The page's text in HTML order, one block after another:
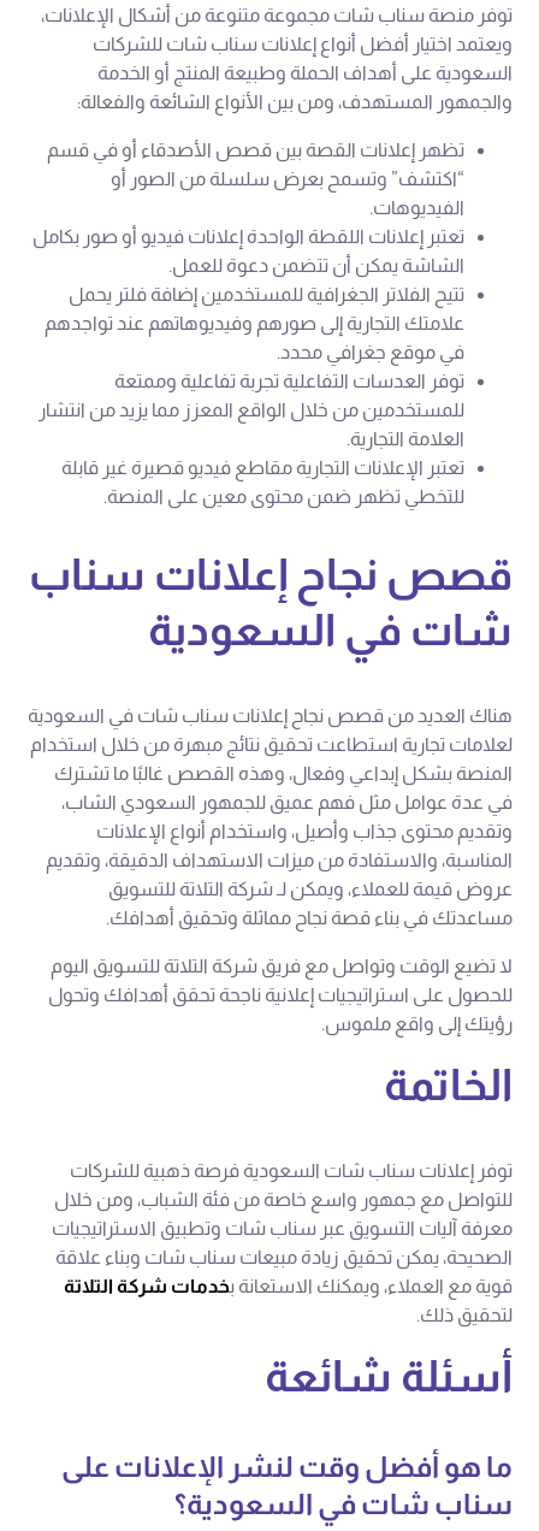
توفر منصة سناب شات مجموعة متنوعة من أشكال الإعلانات،
ويعتمد اختيار أفضل أنواع إعلانات سناب شات للشركات
السعودية على أهداف الحملة وطبيعة المنتج أو الخدمة
والجمهور المستهدف، ومن بين الأنواع الشائعة والفعالة:
تظهر إعلانات القصة بين قصص الأصدقاء أو في قسم
“اكتشف” وتسمح بعرض سلسلة من الصور أو
الفيديوهات.
تعتبر إعلانات اللقطة الواحدة إعلانات فيديو أو صور بكامل
الشاشة يمكن أن تتضمن دعوة للعمل.
تتيح الفلاتر الجغرافية للمستخدمين إضافة فلتر يحمل
علامتك التجارية إلى صورهم وفيديوهاتهم عند تواجدهم
في موقع جغرافي محدد.
توفر العدسات التفاعلية تجربة تفاعلية وممتعة
للمستخدمين من خلال الواقع المعزز مما يزيد من انتشار
العلامة التجارية.
تعتبر الإعلانات التجارية مقاطع فيديو قصيرة غير قابلة
للتخطي تظهر ضمن محتوى معين على المنصة.
قصص نجاح إعلانات سناب
شات في السعودية
هناك العديد من قصص نجاح إعلانات سناب شات في السعودية
لعلامات تجارية استطاعت تحقيق نتائج مبهرة من خلال استخدام
المنصة بشكل إبداعي وفعال، وهذه القصص غالبًا ما تشترك
في عدة عوامل مثل فهم عميق للجمهور السعودي الشاب،
وتقديم محتوى جذاب وأصيل، واستخدام أنواع الإعلانات
المناسبة، والاستفادة من ميزات الاستهداف الدقيقة، وتقديم
عروض قيمة للعملاء، ويمكن لـ شركة التلاتة للتسويق
مساعدتك في بناء قصة نجاح مماثلة وتحقيق أهدافك.
لا تضيع الوقت وتواصل مع فريق شركة التلاتة للتسويق اليوم
للحصول على استراتيجيات إعلانية ناجحة تحقق أهدافك وتحول
رؤيتك إلى واقع ملموس.
الخاتمة
توفر إعلانات سناب شات السعودية فرصة ذهبية للشركات
للتواصل مع جمهور واسع خاصة من فئة الشباب، ومن خلال
معرفة آليات التسويق عبر سناب شات وتطبيق الاستراتيجيات
الصحيحة، يمكن تحقيق زيادة مبيعات سناب شات وبناء علاقة
قوية مع العملاء، ويمكنك الاستعانة بخدمات شركة التلاتة
لتحقيق ذلك.
أسئلة شائعة
ما هو أفضل وقت لنشر الإعلانات على
سناب شات في السعودية؟